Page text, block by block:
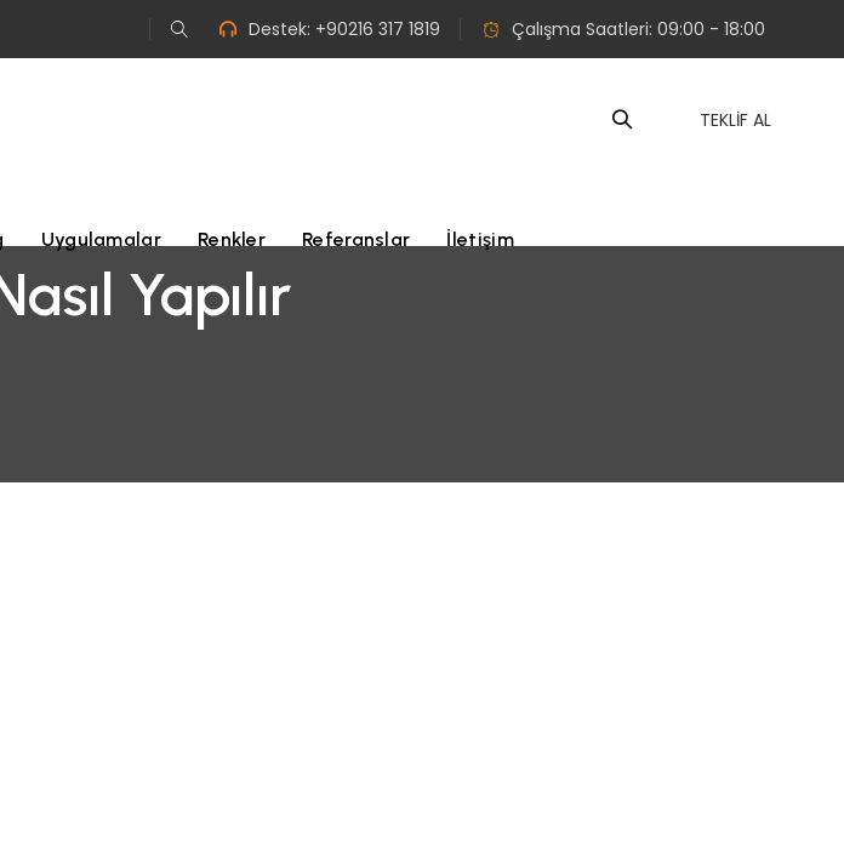
Destek: +90216 317 1819 Çalışma Saatleri: 09:00 - 18:00
TEKLİF AL
Uygulamalar Renkler Referanslar İletişim
Yapılır